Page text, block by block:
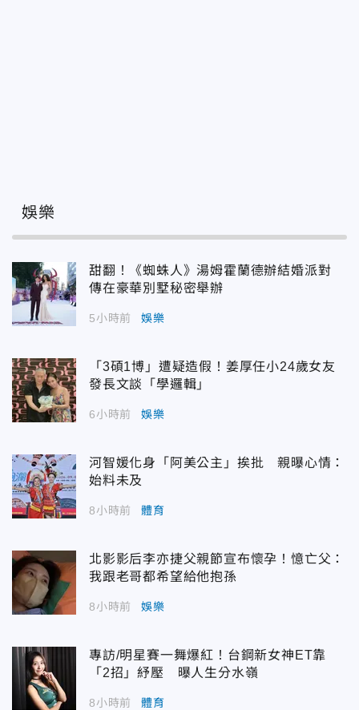
娛樂
甜翻！《蜘蛛人》湯姆霍蘭德辦結婚派對
傳在豪華別墅秘密舉辦
5小時前 娛樂
「3碩1博」遭疑造假！姜厚任小24歲女友
發長文談「學邏輯」
6小時前 娛樂
河智媛化身「阿美公主」挨批 親曝心情：
始料未及
8小時前 體育
北影影后李亦捷父親節宣布懷孕！憶亡父：
我跟老哥都希望給他抱孫
8小時前 娛樂
專訪/明星賽一舞爆紅！台鋼新女神ET靠
「2招」紓壓 曝人生分水嶺
8小時前 體育